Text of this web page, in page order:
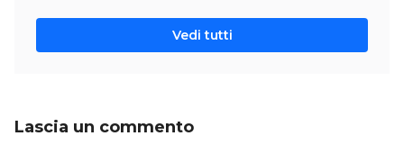
Vedi tutti
Lascia un commento